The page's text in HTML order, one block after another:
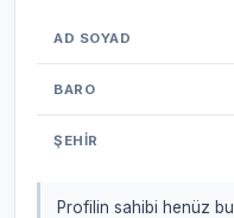
AD SOYAD
BARO
ŞEHIR
Profilin sahibi henüz